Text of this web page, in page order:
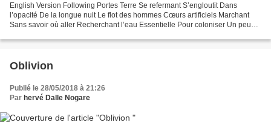
English Version Following Portes Terre Se refermant S’engloutit Dans
l’opacité De la longue nuit Le flot des hommes Cœurs artificiels Marchant
Sans savoir où aller Recherchant l’eau Essentielle Pour coloniser Un peu
Oblivion
Publié le 28/05/2018 à 21:26
Par hervé Dalle Nogare